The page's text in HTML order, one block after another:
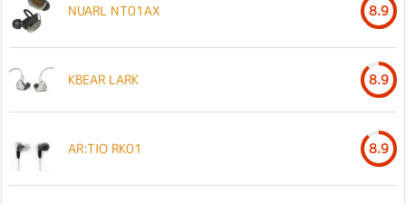
NUARL NT01AX 8.9
KBEAR LARK 8.9
AR:TIO RK01 8.9